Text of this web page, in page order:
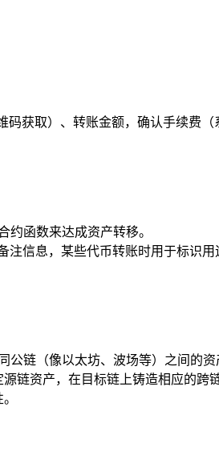
码获取）、转账金额，确认手续费（
约函数来达成资产转移。
注信息，某些代币转账时用于标识
链（像以太坊、波场等）之间的资
链资产，在目标链上铸造相应的跨